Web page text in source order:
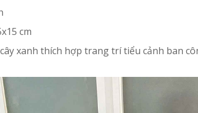
cm
xanh thích hợp trang trí tiểu cảnh ban